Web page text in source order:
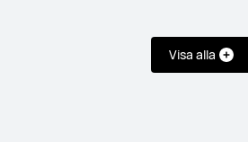
Visa allaUtforska